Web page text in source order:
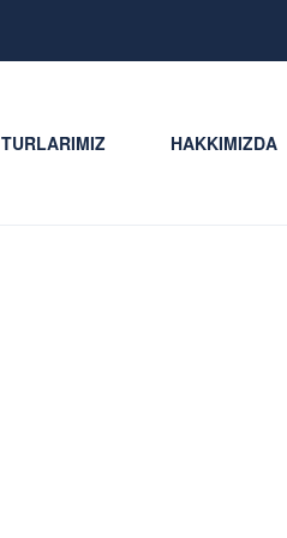
TURLARIMIZ HAKKIMIZDA